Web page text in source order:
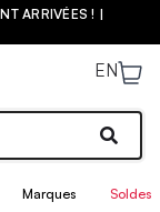
ARRIVÉES ! |
EN
Marques Soldes